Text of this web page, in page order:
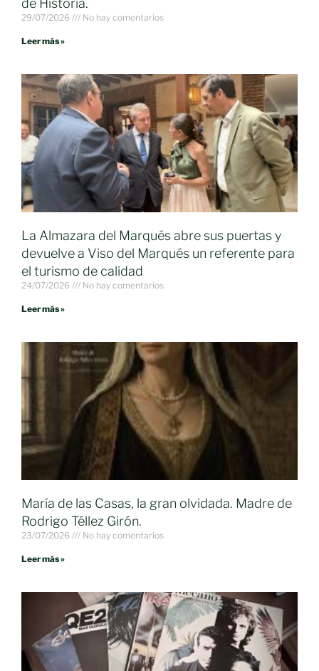
de Historia.
29/07/2026 No hay comentarios
Leer más »
La Almazara del Marqués abre sus puertas y
devuelve a Viso del Marqués un referente para
el turismo de calidad
24/07/2026 No hay comentarios
Leer más »
María de las Casas, la gran olvidada. Madre de
Rodrigo Téllez Girón.
23/07/2026 No hay comentarios
Leer más »